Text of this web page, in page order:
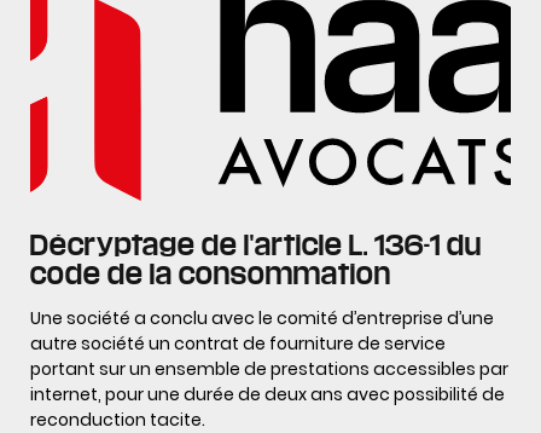
Décryptage de l'article L. 136-1 du
code de la consommation
Une société a conclu avec le comité d’entreprise d’une
autre société un contrat de fourniture de service
portant sur un ensemble de prestations accessibles par
internet, pour une durée de deux ans avec possibilité de
reconduction tacite.